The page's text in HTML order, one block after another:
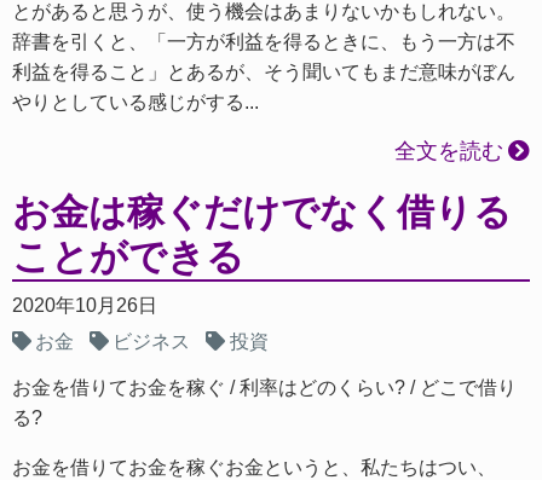
とがあると思うが、使う機会はあまりないかもしれない。
辞書を引くと、「一方が利益を得るときに、もう一方は不
利益を得ること」とあるが、そう聞いてもまだ意味がぼん
やりとしている感じがする...
全文を読む
お金は稼ぐだけでなく借りる
ことができる
2020年10月26日
お金
ビジネス 投資
お金を借りてお金を稼ぐ 利率はどのくらい?
どこで借り
る?
お金を借りてお金を稼ぐお金というと、私たちはつい、